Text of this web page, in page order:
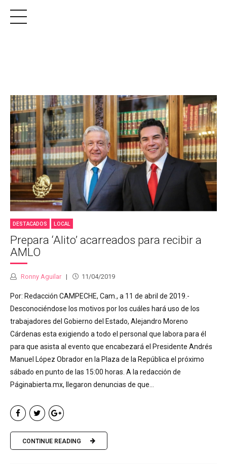
DESTACADOS LOCAL
Prepara ‘Alito’ acarreados para recibir a
AMLO
Ronny Aguilar 11/04/2019
Por: Redacción CAMPECHE, Cam., a 11 de abril de 2019.-
Desconociéndose los motivos por los cuáles hará uso de los
trabajadores del Gobierno del Estado, Alejandro Moreno
Cárdenas esta exigiendo a todo el personal que labora para él
para que asista al evento que encabezará el Presidente Andrés
Manuel López Obrador en la Plaza de la República el próximo
sábado en punto de las 15:00 horas. A la redacción de
Páginabierta.mx, llegaron denuncias de que...
CONTINUE READING